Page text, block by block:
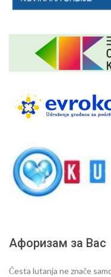
Афоризам за Вас
Česta lutanja ne znače